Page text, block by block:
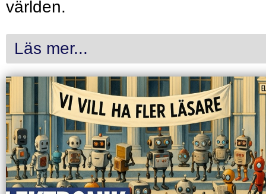
världen.
Läs mer...